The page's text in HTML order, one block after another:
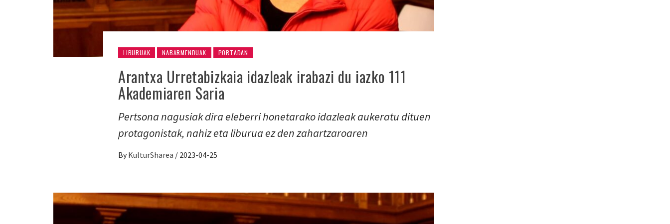
LIBURUAK NABARMENDUAK PORTADAN
Arantxa Urretabizkaia idazleak irabazi du iazko 111
Akademiaren Saria
Pertsona nagusiak dira eleberri honetarako idazleak aukeratu dituen
protagonistak, nahiz eta liburua ez den zahartzaroaren
By KulturSharea / 2023-04-25